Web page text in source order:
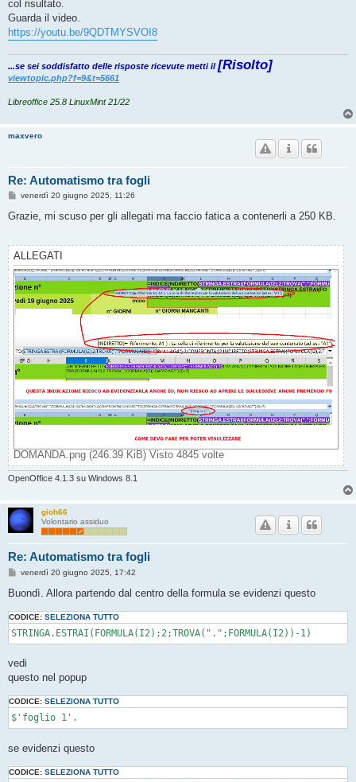
col risultato.
Guarda il video.
https://youtu.be/9QDTMYSVOI8
...se sei soddisfatto delle risposte ricevute metti il[Risolto]
viewtopic.php?f=9&t=5661
Libreoffice 25.8 LinuxMint 21/22
maxvero
Re: Automatismo tra fogli
M
s
g
o
venerdì 20 giugno 2025, 11:26
Grazie, mi scuso per gli allegati ma faccio fatica a contenerli a 250 KB.
ALLEGATI
DOMANDA.png (246.39 KiB) Visto 4845 volte
OpenOffice 4.1.3 su Windows 8.1
gioh66
Volontario assiduo
Re: Automatismo tra fogli
M
s
a
g
g
venerdì 20 giugno 2025, 17:42
Buondì. Allora partendo dal centro della formula se evidenzi questo
CODICE: SELEZIONA TUTTO
vedi
questo nel popup
CODICE: SELEZIONA TUTTO
se evidenzi questo
CODICE: SELEZIONA TUTTO